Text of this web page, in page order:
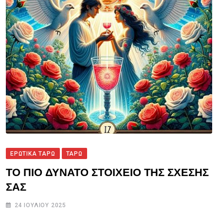
ΕΡΩΤΙΚΑ ΤΑΡΩ ΤΑΡΩ
ΤΟ ΠΙΟ ΔΥΝΑΤΟ ΣΤΟΙΧΕΙΟ ΤΗΣ ΣΧΕΣΗΣ
ΣΑΣ
24 ΙΟΥΛΊΟΥ 2025